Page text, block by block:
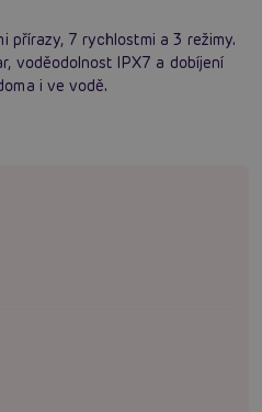
přírazy, 7 rychlostmi a 3 režimy.
voděodolnost IPX7 a dobíjení
i ve vodě.